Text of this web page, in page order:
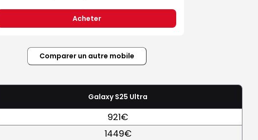
Acheter
Comparer un autre mobile
Galaxy S25 Ultra
921€
1449€